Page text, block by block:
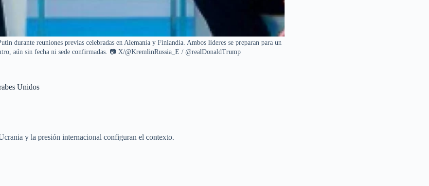
durante reuniones previas celebradas en Alemania y Finlandia. Ambos líderes se preparan para un
aún sin fecha ni sede confirmadas. 📷 X/@KremlinRussia_E / @realDonaldTrump
Unidos
y la presión internacional configuran el contexto.